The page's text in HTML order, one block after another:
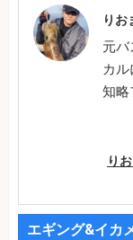
りお
元
カ
知略
り
エギング&イカ